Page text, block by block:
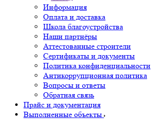
Информация
Оплата и доставка
Школа благоустройства
Наши партнёры
Аттестованные строители
Сертификаты и документы
Политика конфиденциальности
Антикоррупционная политика
Вопросы и ответы
Обратная связь
Прайс и документация
Выполненные объекты